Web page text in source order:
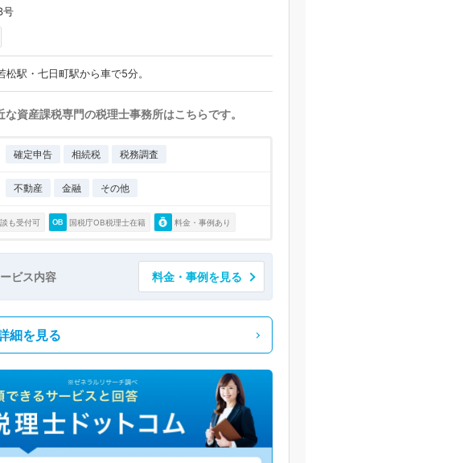
号
松駅・七日町駅から車で5分。
な資産課税専門の税理士事務所はこちらです。
確定申告 相続税 税務調査
不動産 金融 その他
も受付可 国税庁OB税理士在籍 料金・事例あり
ビス内容 料金・事例を見る
細を見る